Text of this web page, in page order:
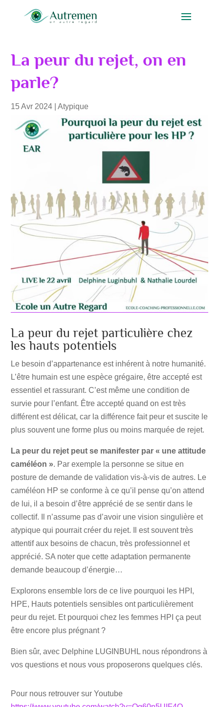
La peur du rejet, on en
parle?
15 Avr 2024 |Atypique
La peur du rejet particulière chez
les hauts potentiels
Le besoin d’appartenance est inhérent à notre humanité.
L’être humain est une espèce grégaire, être accepté est
essentiel et rassurant. C’est même une condition de
survie pour l’enfant. Être accepté quand on est très
différent est délicat, car la différence fait peur et suscite le
plus souvent une forme plus ou moins marquée de rejet.
La peur du rejet peut se manifester par « une attitude
caméléon ». Par exemple la personne se situe en
posture de demande de validation vis-à-vis de autres. Le
caméléon HP se conforme à ce qu’il pense qu’on attend
de lui, il a besoin d’être apprécié de se sentir dans le
collectif. Il n’assume pas d’avoir une vision singulière et
atypique qui pourrait créer du rejet. Il est souvent très
attentif aux besoins de chacun, très professionnel et
apprécié. SA noter que cette adaptation permanente
demande beaucoup d’énergie…
Explorons ensemble lors de ce live pourquoi les HPI,
HPE, Hauts potentiels sensibles ont particulièrement
peur du rejet. Et pourquoi chez les femmes HPI ça peut
être encore plus prégnant ?
Bien sûr, avec Delphine LUGINBUHL nous répondrons à
vos questions et nous vous proposerons quelques clés.
Pour nous retrouver sur Youtube